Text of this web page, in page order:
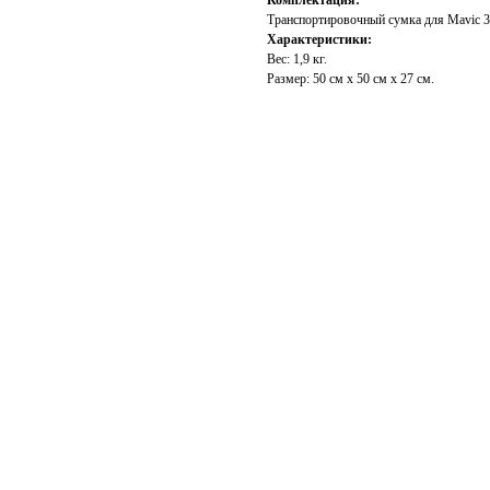
Транспортировочный сумка для Mavic
Характеристики:
Вес: 1,9 кг.
Размер: 50 см х 50 см х 27 см.